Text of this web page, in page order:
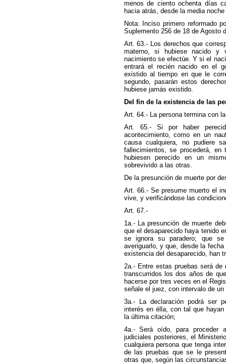
menos de ciento ochenta días
hacia atrás, desde la media
Nota: Inciso primero reformado
Suplemento 256 de 18 de Agosto
Art. 63.- Los derechos que
materno, si hubiese nacido y
nacimiento se efectúe. Y si el
entrará el recién nacido en el
existido al tiempo en que le
segundo, pasarán estos
hubiese jamás existido.
Del fin de la existencia de las
Art. 64.- La persona termina con
Art. 65.- Si por haber
acontecimiento, como en un
causa cualquiera, no pudiere
fallecimientos, se procederá,
hubiesen perecido en un
sobrevivido a las otras.
De la presunción de muerte por
Art. 66.- Se presume muerto el
vive, y verificándose las
Art. 67.-
1a.- La presunción de muerte
que el desaparecido haya tenido
se ignora su paradero; que
averiguarlo, y que, desde la
existencia del desaparecido, han
2a.- Entre estas pruebas será
transcurridos los dos años de
hacerse por tres veces en el
señale el juez, con intervalo de
3a.- La declaración podrá ser
interés en élla, con tal que
la última citación;
4a.- Será oído, para proceder
judiciales posteriores, el
cualquiera persona que tenga
de las pruebas que se le
otras que, según las